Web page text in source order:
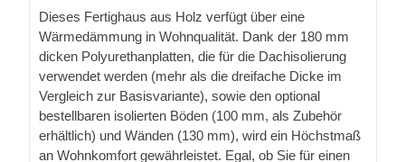
Dieses Fertighaus aus Holz verfügt über eine
Wärmedämmung in Wohnqualität. Dank der 180 mm
dicken Polyurethanplatten, die für die Dachisolierung
verwendet werden (mehr als die dreifache Dicke im
Vergleich zur Basisvariante), sowie den optional
bestellbaren isolierten Böden (100 mm, als Zubehör
erhältlich) und Wänden (130 mm), wird ein Höchstmaß
an Wohnkomfort gewährleistet. Egal, ob Sie für einen